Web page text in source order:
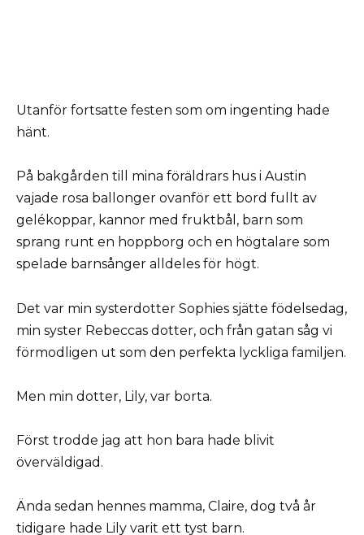
Utanför fortsatte festen som om ingenting hade
hänt.
På bakgården till mina föräldrars hus i Austin
vajade rosa ballonger ovanför ett bord fullt av
gelékoppar, kannor med fruktbål, barn som
sprang runt en hoppborg och en högtalare som
spelade barnsånger alldeles för högt.
Det var min systerdotter Sophies sjätte födelsedag,
min syster Rebeccas dotter, och från gatan såg vi
förmodligen ut som den perfekta lyckliga familjen.
Men min dotter, Lily, var borta.
Först trodde jag att hon bara hade blivit
överväldigad.
Ända sedan hennes mamma, Claire, dog två år
tidigare hade Lily varit ett tyst barn.